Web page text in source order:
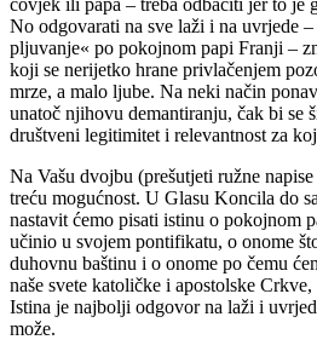
No odgovarati na sve laži i na uvrjede
pljuvanje« po pokojnom papi Franji –
koji se nerijetko hrane privlačenjem
mrze, a malo ljube. Na neki način
unatoč njihovu demantiranju, čak bi se
društveni legitimitet i relevantnost za
Na Vašu dvojbu (prešutjeti ružne
treću mogućnost. U Glasu Koncila do
nastavit ćemo pisati istinu o pokojnom
učinio u svojem pontifikatu, o onome
duhovnu baštinu i o onome po čemu
naše svete katoličke i apostolske
Istina je najbolji odgovor na laži i
može.